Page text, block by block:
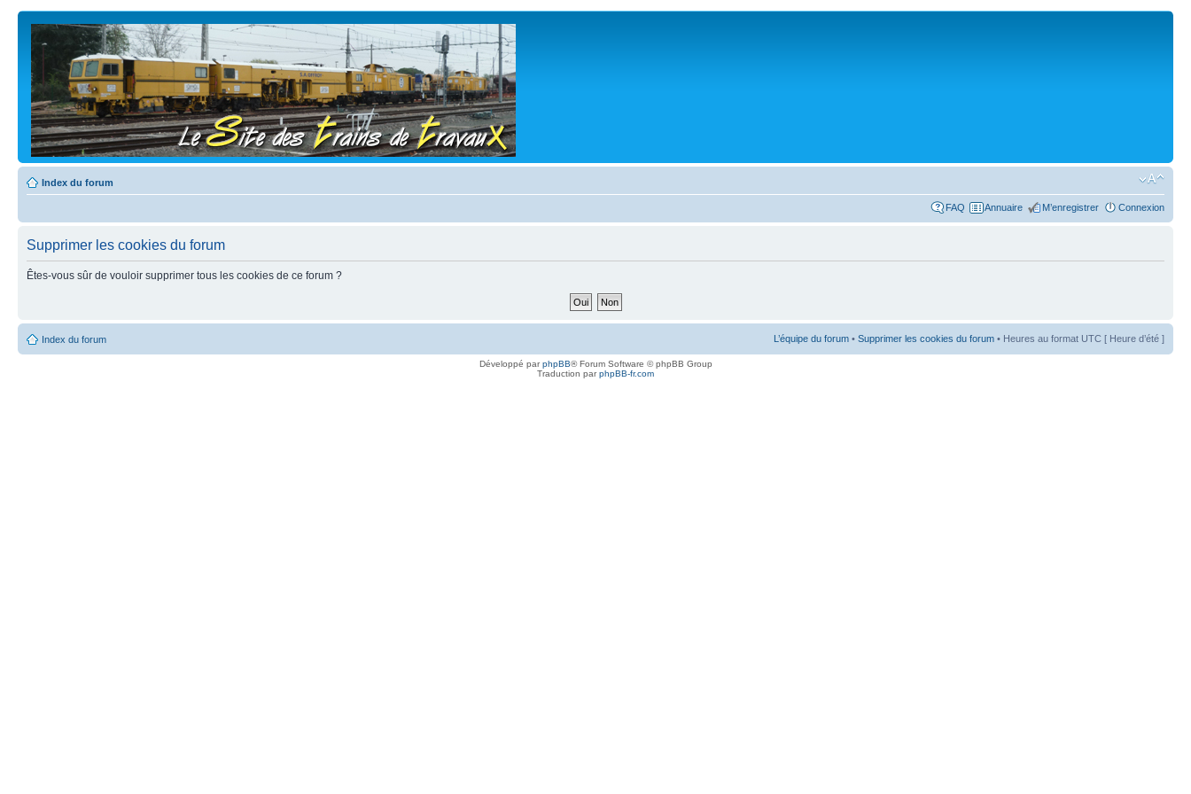
Index du forum
FAQ Annuaire M’enregistrer Connexion
Supprimer les cookies du forum
Êtes-vous sûr de vouloir supprimer tous les cookies de ce forum ?
Index du forum L’équipe du forum • Supprimer les cookies du forum • Heures au format UTC [ Heure d’été ]
Développé parphpBB® Forum Software © phpBB Group
Traduction parphpBB-fr.com